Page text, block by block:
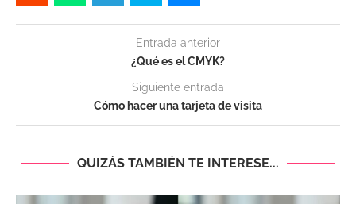
Entrada anterior
¿Qué es el CMYK?
Siguiente entrada
Cómo hacer una tarjeta de visita
QUIZÁS TAMBIÉN TE INTERESE...